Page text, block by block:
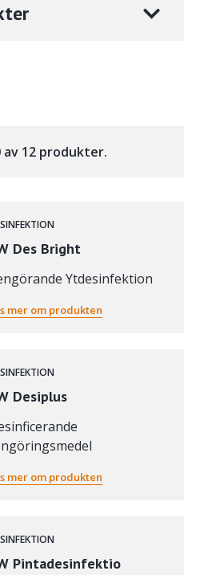
av 12 produkter.
Des Bright
Ytdesinfektion
mer om produkten
Desiplus
mer om produkten
Pintadesinfektio